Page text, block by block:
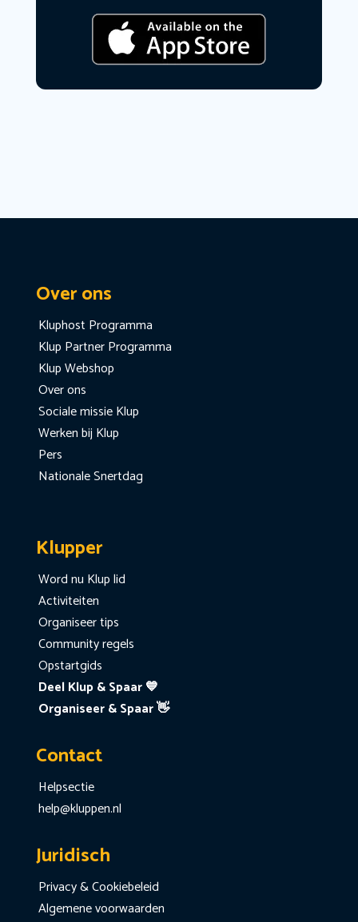
Over ons
Kluphost Programma
Klup Partner Programma
Klup Webshop
Over ons
Sociale missie Klup
Werken bij Klup
Pers
Nationale Snertdag
Klupper
Word nu Klup lid
Activiteiten
Organiseer tips
Community regels
Opstartgids
Deel Klup & Spaar 💙
Organiseer & Spaar 👋
Contact
Helpsectie
help@kluppen.nl
Juridisch
Privacy & Cookiebeleid
Algemene voorwaarden